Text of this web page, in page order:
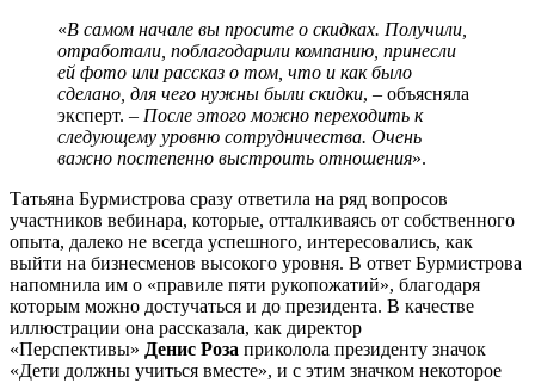
«В самом начале вы просите о скидках. Получили,
отработали, поблагодарили компанию, принесли
ей фото или рассказ о том, что и как было
сделано, для чего нужны были скидки, – объясняла
эксперт. – После этого можно переходить к
следующему уровню сотрудничества. Очень
важно постепенно выстроить отношения».
Татьяна Бурмистрова сразу ответила на ряд вопросов
участников вебинара, которые, отталкиваясь от собственного
опыта, далеко не всегда успешного, интересовались, как
выйти на бизнесменов высокого уровня. В ответ Бурмистрова
напомнила им о «правиле пяти рукопожатий», благодаря
которым можно достучаться и до президента. В качестве
иллюстрации она рассказала, как директор
«Перспективы» Денис Роза приколола президенту значок
«Дети должны учиться вместе», и с этим значком некоторое